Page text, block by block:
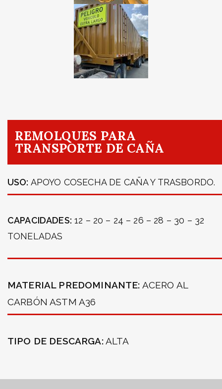
REMOLQUES PARA
TRANSPORTE DE CAÑA
USO: APOYO COSECHA DE CAÑA Y TRASBORDO.
CAPACIDADES: 12 – 20 – 24 – 26 – 28 – 30 – 32
TONELADAS
MATERIAL PREDOMINANTE: ACERO AL
CARBÓN ASTM A36
TIPO DE DESCARGA:ALTA